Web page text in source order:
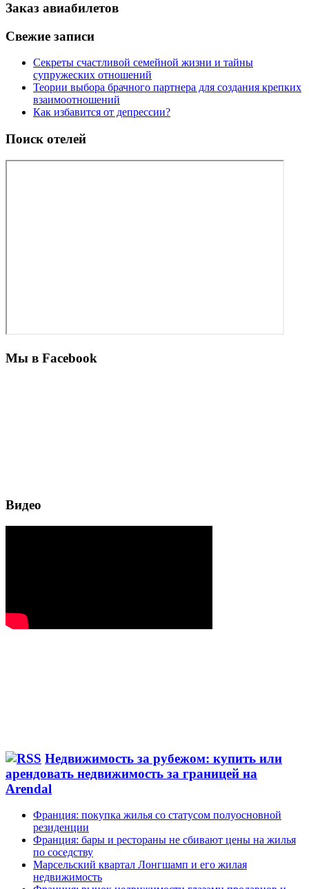
Заказ авиабилетов
Свежие записи
Секреты счастливой семейной жизни и тайны
супружеских отношений
Теории выбора брачного партнера для создания крепких
взаимоотношений
Как избавится от депрессии?
Поиск отелей
Мы в Facebook
Видео
Недвижимость за рубежом: купить или
арендовать недвижимость за границей на
Arendal
Франция: покупка жилья со статусом полуосновной
резиденции
Франция: бары и рестораны не сбивают цены на жилья
по соседству
Марсельский квартал Лонгшамп и его жилая
недвижимость